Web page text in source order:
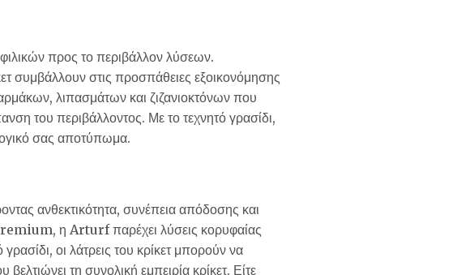
φιλικών προς το περιβάλλον λύσεων.
συμβάλλουν στις προσπάθειες εξοικονόμησης
λιπασμάτων και ζιζανιοκτόνων που
του περιβάλλοντος. Με το τεχνητό γρασίδι,
σας αποτύπωμα.
ανθεκτικότητα, συνέπεια απόδοσης και
η Arturf παρέχει λύσεις κορυφαίας
οι λάτρεις του κρίκετ μπορούν να
τη συνολική εμπειρία κρίκετ. Είτε